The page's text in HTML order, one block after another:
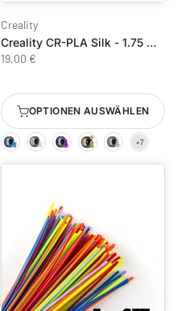
Creality
Creality CR-PLA Silk - 1.75 mm - 1 kg
19,00 €
OPTIONEN AUSWÄHLEN